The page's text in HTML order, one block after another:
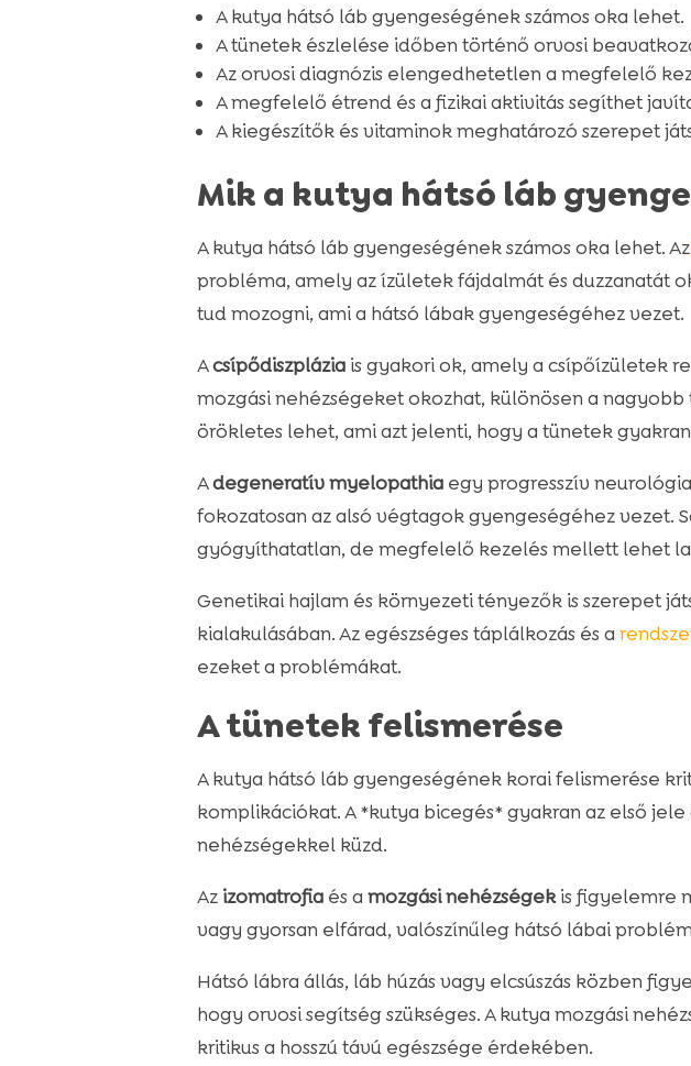
A kutya hátsó láb gyengeségének számos oka lehet.
A tünetek észlelése időben történő orvosi
Az orvosi diagnózis elengedhetetlen a megfelelő
A megfelelő étrend és a fizikai aktivitás segíthet
A kiegészítők és vitaminok meghatározó szerepet
Mik a kutya hátsó láb
A kutya hátsó láb gyengeségének számos oka lehet. Az
probléma, amely az ízületek fájdalmát és duzzanatát
tud mozogni, ami a hátsó lábak gyengeségéhez vezet.
Acsípődiszpláziais gyakori ok, amely a csípőízületek
mozgási nehézségeket okozhat, különösen a
örökletes lehet, ami azt jelenti, hogy a tünetek
Adegeneratív myelopathiaegy progresszív
fokozatosan az alsó végtagok gyengeségéhez vezet.
gyógyíthatatlan, de megfelelő kezelés mellett lehet
Genetikai hajlam és környezeti tényezők is szerepet
kialakulásában. Az egészséges táplálkozás és a
ezeket a problémákat.
A tünetek felismerése
A kutya hátsó láb gyengeségének korai felismerése
komplikációkat. A *kutya bicegés* gyakran az első
nehézségekkel küzd.
Az izomatrofiaés a mozgási nehézségekis figyelemre
vagy gyorsan elfárad, valószínűleg hátsó lábai
Hátsó lábra állás, láb húzás vagy elcsúszás közben
hogy orvosi segítség szükséges. A kutya mozgási
kritikus a hosszú távú egészsége érdekében.